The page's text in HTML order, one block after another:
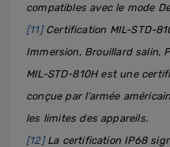
compatibles avec le mode
[11] Certification MIL-STD-
Immersion, Brouillard salin,
MIL-STD-810H est une
conçue par l’armée
les limites des appareils.
[12] La certification IP68